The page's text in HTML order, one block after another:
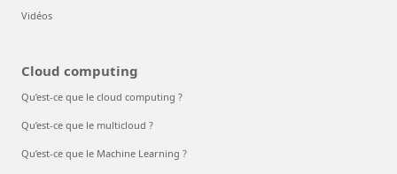
Vidéos
Cloud computing
Qu’est-ce que le cloud computing ?
Qu’est-ce que le multicloud ?
Qu’est-ce que le Machine Learning ?